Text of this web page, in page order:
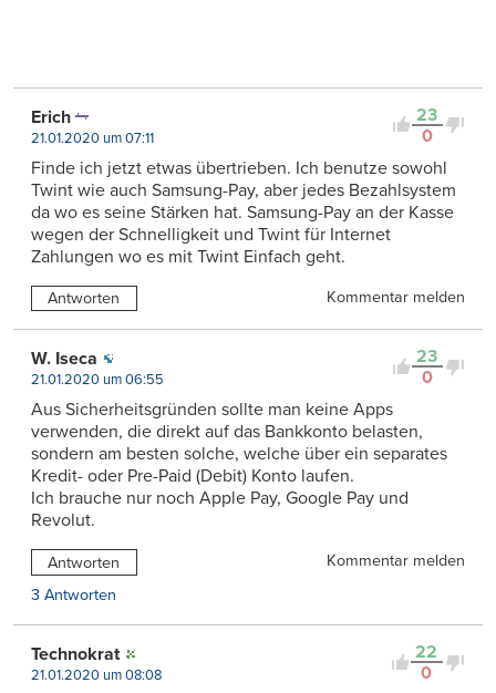
23
0
Erich
21.01.2020 um 07:11
Finde ich jetzt etwas übertrieben. Ich benutze sowohl
Twint wie auch Samsung-Pay, aber jedes Bezahlsystem
da wo es seine Stärken hat. Samsung-Pay an der Kasse
wegen der Schnelligkeit und Twint für Internet
Zahlungen wo es mit Twint Einfach geht.
Antworten Kommentar melden
23
0
W. Iseca
21.01.2020 um 06:55
Aus Sicherheitsgründen sollte man keine Apps
verwenden, die direkt auf das Bankkonto belasten,
sondern am besten solche, welche über ein separates
Kredit- oder Pre-Paid (Debit) Konto laufen.
Ich brauche nur noch Apple Pay, Google Pay und
Revolut.
Antworten
Kommentar melden
3 Antworten
22
0
Technokrat
21.01.2020 um 08:08